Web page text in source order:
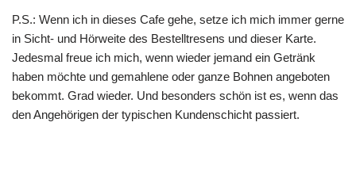
P.S.: Wenn ich in dieses Cafe gehe, setze ich mich immer gerne
in Sicht- und Hörweite des Bestelltresens und dieser Karte.
Jedesmal freue ich mich, wenn wieder jemand ein Getränk
haben möchte und gemahlene oder ganze Bohnen angeboten
bekommt. Grad wieder. Und besonders schön ist es, wenn das
den Angehörigen der typischen Kundenschicht passiert.